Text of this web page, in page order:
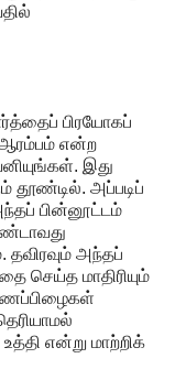
பிரயோகப்
ஆரம்பம் என்ற
இது
தூண்டில். அப்படிப்
பின்னூட்டம்
அந்தப்
செய்த மாதிரியும்
என்று மாற்றிக்